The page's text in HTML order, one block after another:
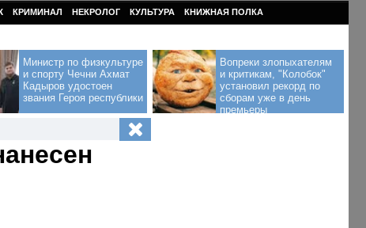
КРИМИНАЛ НЕКРОЛОГ КУЛЬТУРА КНИЖНАЯ ПОЛКА
Министр по физкультуре
и спорту Чечни Ахмат
Кадыров удостоен
звания Героя республики
Вопреки злопыхателям
и критикам, "Колобок"
установил рекорд по
сборам уже в день
премьеры